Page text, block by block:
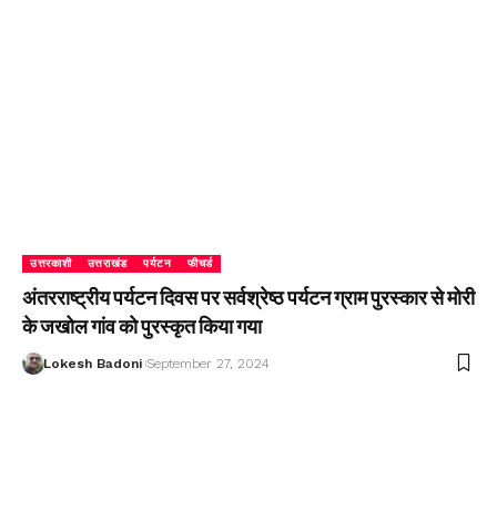
उत्तरकाशी उत्तराखंड पर्यटन फीचर्ड
अंतरराष्ट्रीय पर्यटन दिवस पर सर्वश्रेष्ठ पर्यटन ग्राम पुरस्कार से मोरी
के जखोल गांव को पुरस्कृत किया गया
Lokesh Badoni September 27, 2024